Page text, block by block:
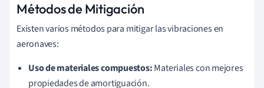
Métodos de Mitigación
Existen varios métodos para mitigar las vibraciones en
aeronaves:
Uso de materiales compuestos:Materiales con mejores
propiedades de amortiguación.